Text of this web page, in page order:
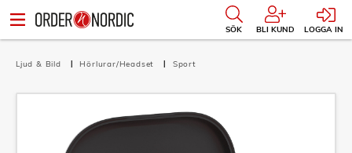
SÖK BLI KUND LOGGA IN
Ljud & Bild Hörlurar/Headset Sport